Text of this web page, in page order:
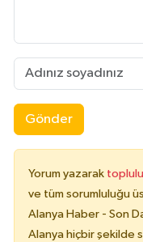
Gönder
Yorum yazarak
ve tüm sorumluluğu
Alanya Haber - Son
Alanya hiçbir şekilde